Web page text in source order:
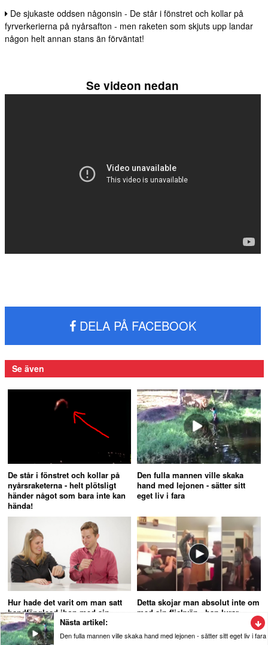
De sjukaste oddsen någonsin - De står i fönstret och kollar på
fyrverkerierna på nyårsafton - men raketen som skjuts upp landar
någon helt annan stans än förväntat!
Se videon nedan
DELA PÅ FACEBOOK
Se även
De står i fönstret och kollar på
nyårsraketerna - helt plötsligt
händer något som bara inte kan
hända!
Den fulla mannen ville skaka
hand med lejonen - sätter sitt
eget liv i fara
Hur hade det varit om man satt
handfänglsad ihop med sin
partner under 24 timmar
Detta skojar man absolut inte om
med sin flickvän - han lurar
Nästa artikel:
Den fulla mannen ville skaka hand med lejonen - sätter sitt eget liv i fara